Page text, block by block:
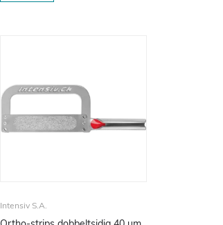
Intensiv S.A.